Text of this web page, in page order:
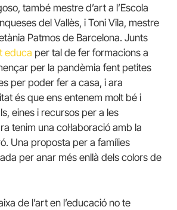
, també mestre d’art a l’Escola
del Vallès, i Toni Vila, mestre
Patmos de Barcelona. Junts
educa per tal de fer formacions a
per la pandèmia fent petites
per poder fer a casa, i ara
és que ens entenem molt bé i
eines i recursos per a les
tenim una col·laboració amb la
Una proposta per a famílies
per anar més enllà dels colors de
de l’art en l’educació no te